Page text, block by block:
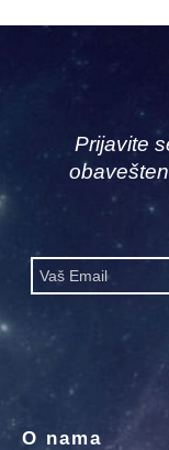
Prijavite
O nama